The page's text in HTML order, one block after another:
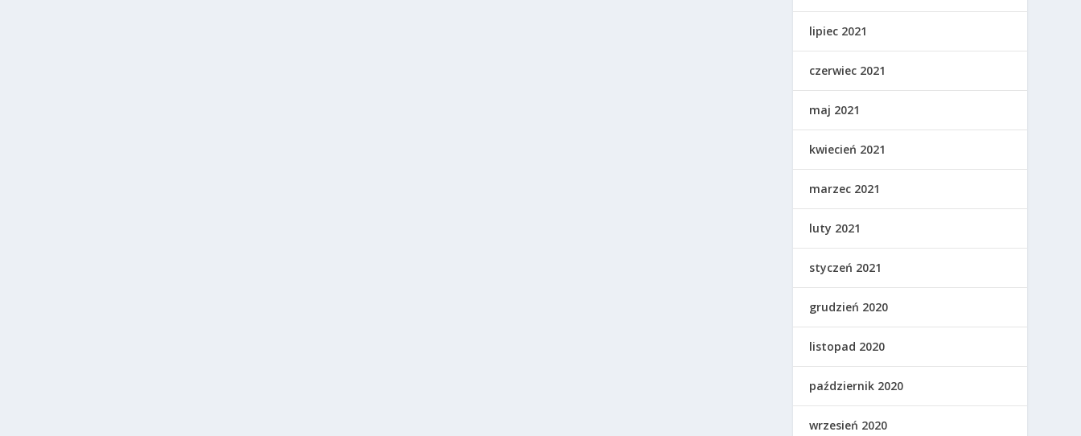
lipiec 2021
czerwiec 2021
maj 2021
kwiecień 2021
marzec 2021
luty 2021
styczeń 2021
grudzień 2020
listopad 2020
październik 2020
wrzesień 2020